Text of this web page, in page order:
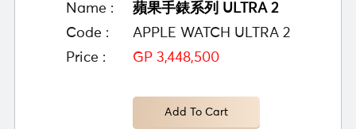
Name :
蘋果手錶系列 ULTRA 2
Code :
APPLE WATCH ULTRA 2
Price :
GP 3,448,500
Add To Cart